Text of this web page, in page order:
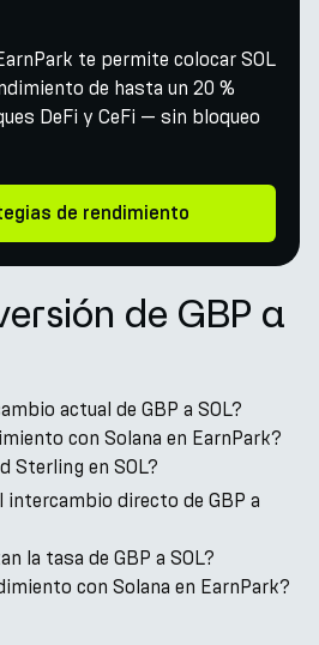
te permite colocar SOL
de hasta un 20 %
DeFi y CeFi — sin bloqueo
de rendimiento
de GBP a
actual de GBP a SOL?
con Solana en EarnPark?
Sterling en SOL?
intercambio directo de GBP a
la tasa de GBP a SOL?
con Solana en EarnPark?